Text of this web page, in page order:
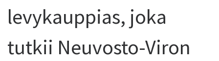
levykauppias, joka
tutkii Neuvosto-Viron